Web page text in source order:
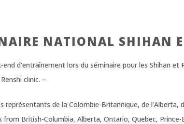
NATIONAL SHIHAN
end d’entraînement lors du séminaire pour les Shihan
clinic. –
représentants de la Colombie-Britannique, de l’Alberta,
from British-Columbia, Alberta, Ontario, Quebec, Prince-